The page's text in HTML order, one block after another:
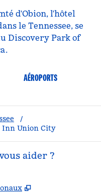
d'Obion, l'hôtel
le Tennessee, se
Discovery Park of
AÉROPORTS
/
Inn Union City
aider ?
,